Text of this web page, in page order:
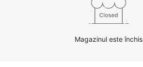
Magazinul este închis